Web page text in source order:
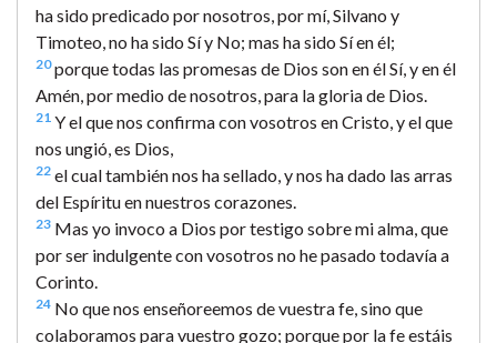
ha sido predicado por nosotros, por mí, Silvano y
Timoteo, no ha sido Sí y No; mas ha sido Sí en él;
20porque todas las promesas de Dios son en él Sí, y en él
Amén, por medio de nosotros, para la gloria de Dios.
21 Y el que nos confirma con vosotros en Cristo, y el que
nos ungió, es Dios,
22 el cual también nos ha sellado, y nos ha dado las arras
del Espíritu en nuestros corazones.
23 Mas yo invoco a Dios por testigo sobre mi alma, que
por ser indulgente con vosotros no he pasado todavía a
Corinto.
24 No que nos enseñoreemos de vuestra fe, sino que
colaboramos para vuestro gozo; porque por la fe estáis